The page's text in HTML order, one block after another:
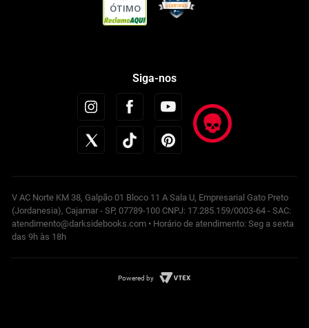
ÓTIMO
Siga-nos
V AC Norte KM 38, Galpão 01 Bloco 11 A Sala U, Empresarial Gato Preto
(Jordanesia), Cajamar - SP, 07789-100 CNPJ: 17.285.159/0003-64 - SAC:
atendimento@darksidebooks.com • Horário de atendimento: Seg a sexta
das 9h às 18h
Powered by